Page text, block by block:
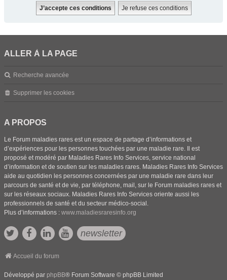
ALLER À LA PAGE
Recherche avancée
Supprimer les cookies
A PROPOS
Le Forum maladies rares est un espace de partage d’informations et
d’expériences pour les personnes touchées par une maladie rare. Il est
proposé et modéré par Maladies Rares Info Services, service national
d’information et de soutien sur les maladies rares. Maladies Rares Info Services
aide au quotidien les personnes concernées par une maladie rare dans leur
parcours de santé et de vie, par téléphone, mail, sur le Forum maladies rares et
sur les réseaux sociaux. Maladies Rares Info Services oriente aussi les
professionnels de santé et du secteur médico-social.
Plus d’informations : www.maladiesraresinfo.org
newsletter
Accueil du forum
Développé par phpBB® Forum Software © phpBB Limited